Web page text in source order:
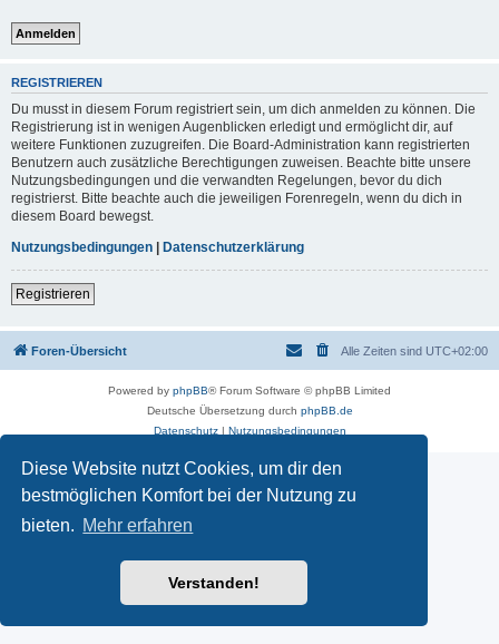
Diese Website nutzt Cookies, um dir den
bestmöglichen Komfort bei der Nutzung zu
bieten. Mehr erfahren
Verstanden!
REGISTRIEREN
Du musst in diesem Forum registriert sein, um dich anmelden zu können. Die
Registrierung ist in wenigen Augenblicken erledigt und ermöglicht dir, auf
weitere Funktionen zuzugreifen. Die Board-Administration kann registrierten
Benutzern auch zusätzliche Berechtigungen zuweisen. Beachte bitte unsere
Nutzungsbedingungen und die verwandten Regelungen, bevor du dich
registrierst. Bitte beachte auch die jeweiligen Forenregeln, wenn du dich in
diesem Board bewegst.
Nutzungsbedingungen | Datenschutzerklärung
Registrieren
Foren-Übersicht Alle Zeiten sind UTC+02:00
Powered by phpBB® Forum Software © phpBB Limited
Deutsche Übersetzung durch phpBB.de
Datenschutz| Nutzungsbedingungen